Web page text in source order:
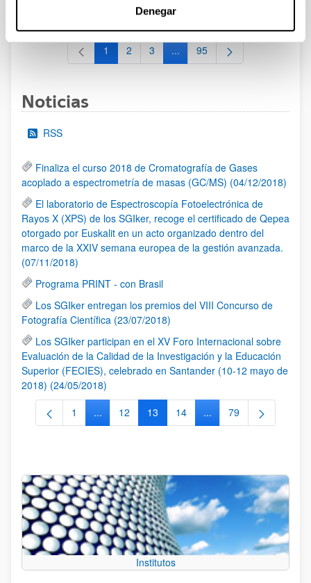
Denegar
al 30/07/2026 (ambos incluídos)
Página
1 Página
2 Página
3 ...Páginas intermedias Use TAB
Página
95
Noticias
RSS
Finaliza el curso 2018 de Cromatografía de Gases
acoplado a espectrometría de masas (GC/MS) (04/12/2018)
El laboratorio de Espectroscopía Fotoelectrónica de
Rayos X (XPS) de los SGIker, recoge el certificado de Qepea
otorgado por Euskalit en un acto organizado dentro del
marco de la XXIV semana europea de la gestión avanzada.
(07/11/2018)
Programa PRINT - con Brasil
Los SGIker entregan los premios del VIII Concurso de
Fotografía Científica (23/07/2018)
Los SGIker participan en el XV Foro Internacional sobre
Evaluación de la Calidad de la Investigación y la Educación
Superior (FECIES), celebrado en Santander (10-12 mayo de
2018) (24/05/2018)
Página
1 ...Páginas intermedias Use TAB para desplazarse.
Página
12 Página
13 Página
14 ...Páginas intermedias
Página
79
Institutos